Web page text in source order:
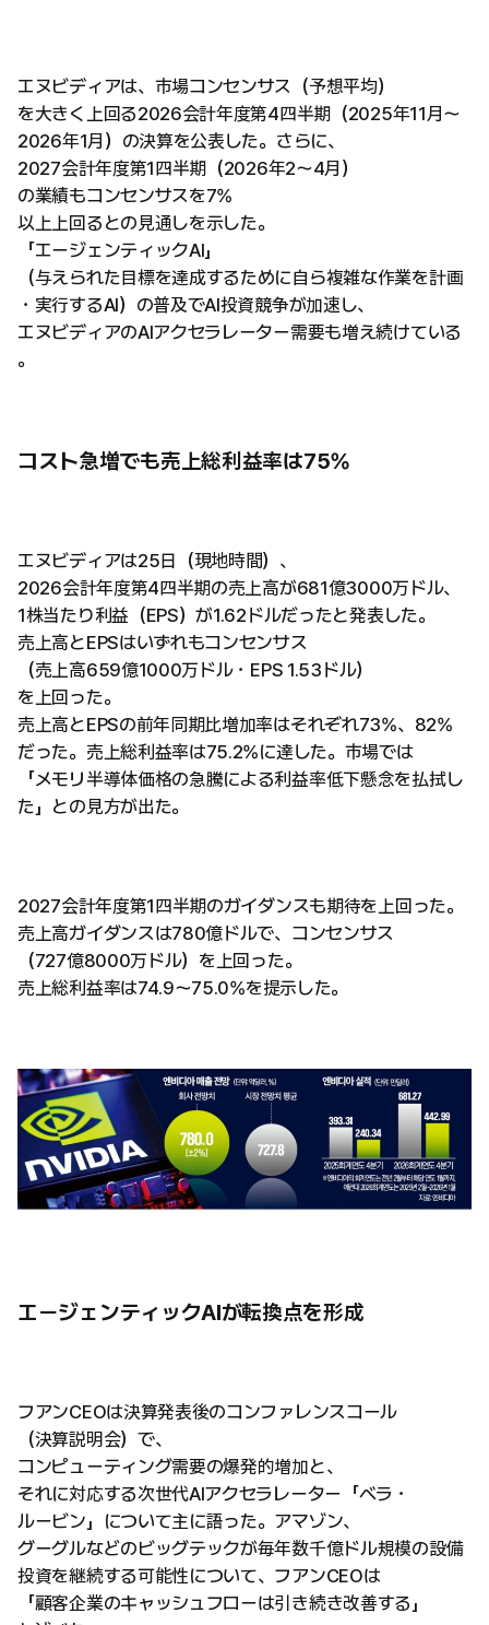
エヌビディアは、市場コンセンサス（予想平均）
を大きく上回る2026会計年度第4四半期（2025年11月〜
2026年1月）の決算を公表した。さらに、
2027会計年度第1四半期（2026年2〜4月）
の業績もコンセンサスを7%
以上上回るとの見通しを示した。
「エージェンティックAI」
（与えられた目標を達成するために自ら複雑な作業を計画
・実行するAI）の普及でAI投資競争が加速し、
エヌビディアのAIアクセラレーター需要も増え続けている
。
コスト急増でも売上総利益率は75%
エヌビディアは25日（現地時間）、
2026会計年度第4四半期の売上高が681億3000万ドル、
1株当たり利益（EPS）が1.62ドルだったと発表した。
売上高とEPSはいずれもコンセンサス
（売上高659億1000万ドル・EPS 1.53ドル）
を上回った。
売上高とEPSの前年同期比増加率はそれぞれ73%、82%
だった。売上総利益率は75.2%に達した。市場では
「メモリ半導体価格の急騰による利益率低下懸念を払拭し
た」との見方が出た。
2027会計年度第1四半期のガイダンスも期待を上回った。
売上高ガイダンスは780億ドルで、コンセンサス
（727億8000万ドル）を上回った。
売上総利益率は74.9〜75.0%を提示した。
エージェンティックAIが転換点を形成
フアンCEOは決算発表後のコンファレンスコール
（決算説明会）で、
コンピューティング需要の爆発的増加と、
それに対応する次世代AIアクセラレーター「ベラ・
ルービン」について主に語った。アマゾン、
グーグルなどのビッグテックが毎年数千億ドル規模の設備
投資を継続する可能性について、フアンCEOは
「顧客企業のキャッシュフローは引き続き改善する」